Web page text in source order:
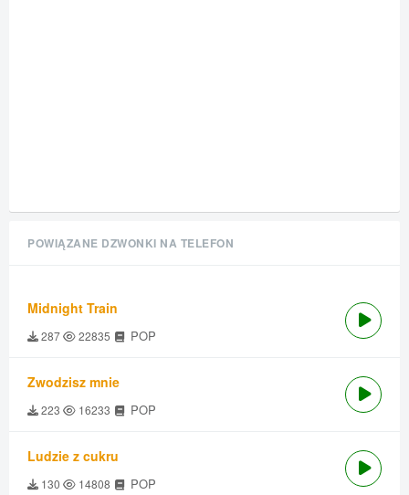
POWIĄZANE DZWONKI NA TELEFON
Midnight Train
287 22835 POP
Zwodzisz mnie
223 16233 POP
Ludzie z cukru
130 14808 POP